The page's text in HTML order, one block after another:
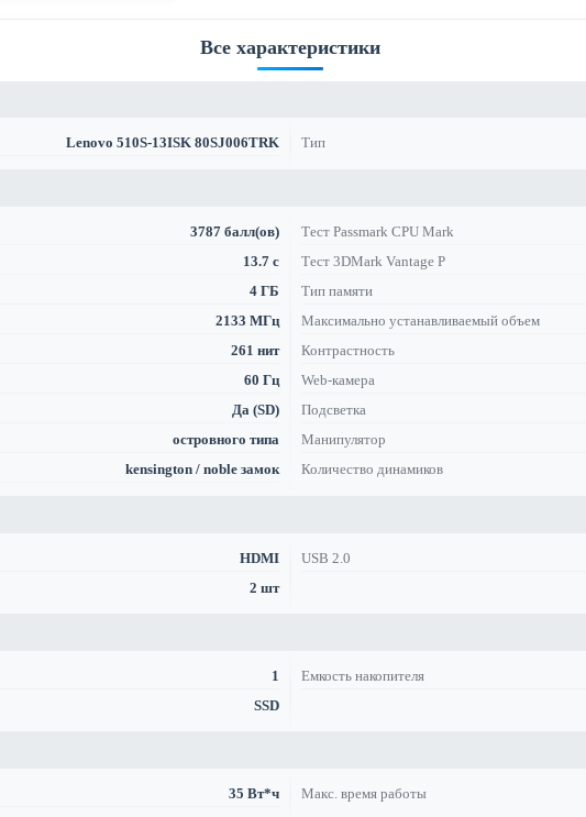
Все характеристики
Lenovo 510S-13ISK 80SJ006TRK Тип
3787 балл(ов) Тест Passmark CPU Mark
13.7 с Тест 3DMark Vantage P
4 ГБ Тип памяти
2133 МГц Максимально устанавливаемый объем
261 нит Контрастность
60 Гц Web-камера
Да (SD) Подсветка
островного типа Манипулятор
kensington / noble замок Количество динамиков
HDMI USB 2.0
2 шт
1 Емкость накопителя
SSD
35 Вт*ч Макс. время работы